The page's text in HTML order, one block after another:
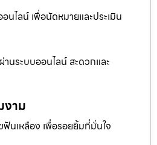
ไลน์ เพื่อนัดหมายและประเมิน
นระบบออนไลน์ สะดวกและ
งาม
นเหลือง เพื่อรอยยิ้มที่มั่นใจ